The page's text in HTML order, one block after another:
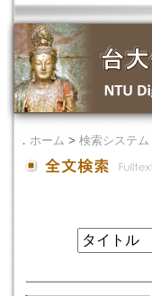
． ホーム > 検索システム